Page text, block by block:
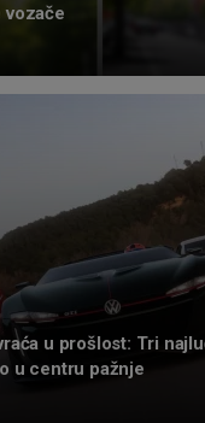
vozače
u prošlost: Tri
u centru pažnje